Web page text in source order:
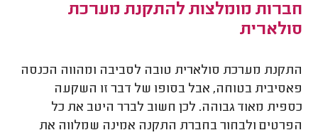
חברות מומלצות להתקנת מערכת
סולארית
התקנת מערכת סולארית טובה לסביבה ומהווה הכנסה
פאסיבית בטוחה, אבל בסופו של דבר זו השקעה
כספית מאוד גבוהה. לכן חשוב לברר היטב את כל
הפרטים ולבחור בחברת התקנה אמינה שמלווה את